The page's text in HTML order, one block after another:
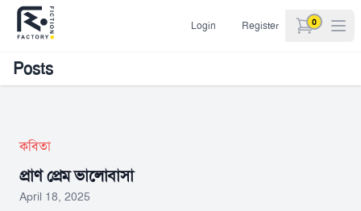
Login Register 0
items in
Posts
কবিতা
প্রাণ প্রেম ভালোবাসা
April 18, 2025